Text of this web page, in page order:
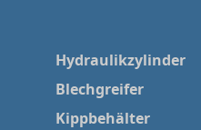
Hydraulikzylinder
Blechgreifer
Kippbehälter